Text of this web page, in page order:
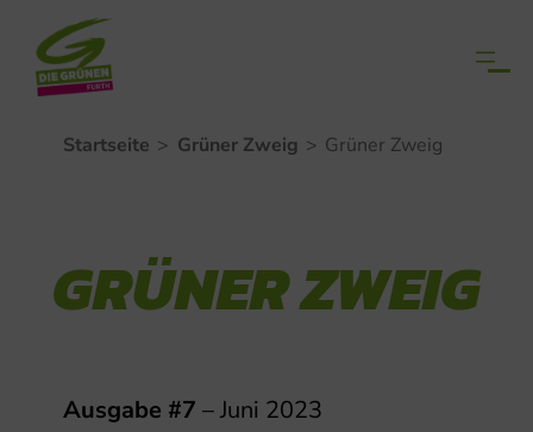
Startseite > Grüner Zweig > Grüner Zweig
GRÜNER ZWEIG
Ausgabe #7 – Juni 2023